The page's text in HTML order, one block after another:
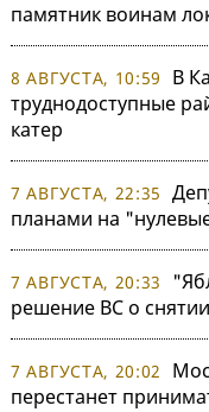
памятник воинам
8 АВГУСТА, 10:59
В
труднодоступные
катер
7 АВГУСТА, 22:35
планами на
7 АВГУСТА, 20:33
решение ВС о
7 АВГУСТА, 20:02
перестанет